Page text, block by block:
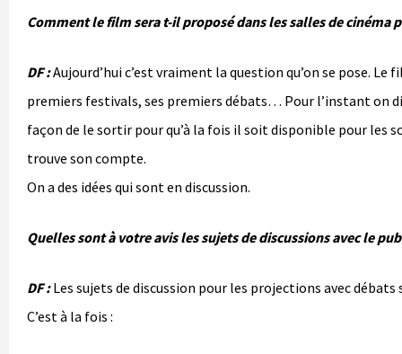
Comment le film sera t-il proposé dans les salles de cinéma
DF :Aujourd’hui c’est vraiment la question qu’on se pose.
premiers festivals, ses premiers débats… Pour l’instant on
façon de le sortir pour qu’à la fois il soit disponible pour les
trouve son compte.
On a des idées qui sont en discussion.
Quelles sont à votre avis les sujets de discussions avec le
DF :Les sujets de discussion pour les projections avec
C’est à la fois :